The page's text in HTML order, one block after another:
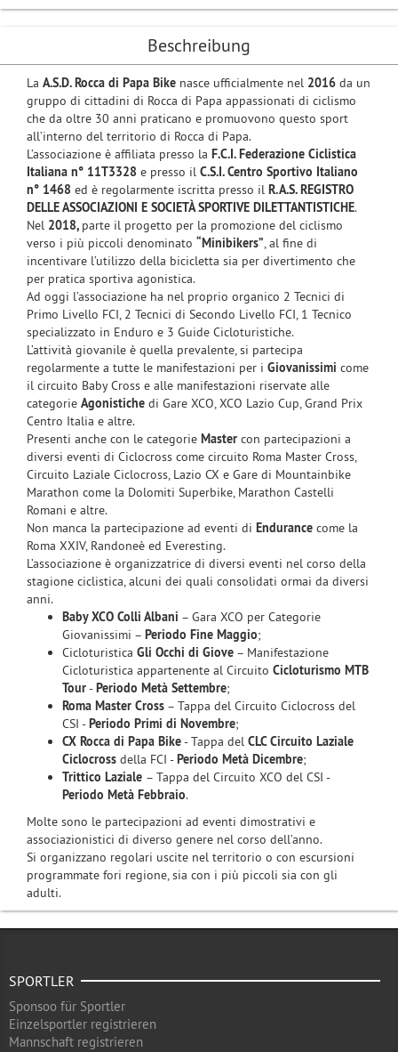
Beschreibung
La A.S.D. Rocca di Papa Bike nasce ufficialmente nel 2016 da un
gruppo di cittadini di Rocca di Papa appassionati di ciclismo
che da oltre 30 anni praticano e promuovono questo sport
all’interno del territorio di Rocca di Papa.
L’associazione è affiliata presso la F.C.I. Federazione Ciclistica
Italiana n° 11T3328 e presso il C.S.I. Centro Sportivo Italiano
n° 1468 ed è regolarmente iscritta presso il R.A.S. REGISTRO
DELLE ASSOCIAZIONI E SOCIETÀ SPORTIVE DILETTANTISTICHE.
Nel 2018, parte il progetto per la promozione del ciclismo
verso i più piccoli denominato “Minibikers”, al fine di
incentivare l’utilizzo della bicicletta sia per divertimento che
per pratica sportiva agonistica.
Ad oggi l’associazione ha nel proprio organico 2 Tecnici di
Primo Livello FCI, 2 Tecnici di Secondo Livello FCI, 1 Tecnico
specializzato in Enduro e 3 Guide Cicloturistiche.
L’attività giovanile è quella prevalente, si partecipa
regolarmente a tutte le manifestazioni per i Giovanissimi come
il circuito Baby Cross e alle manifestazioni riservate alle
categorie Agonistiche di Gare XCO, XCO Lazio Cup, Grand Prix
Centro Italia e altre.
Presenti anche con le categorie Master con partecipazioni a
diversi eventi di Ciclocross come circuito Roma Master Cross,
Circuito Laziale Ciclocross, Lazio CX e Gare di Mountainbike
Marathon come la Dolomiti Superbike, Marathon Castelli
Romani e altre.
Non manca la partecipazione ad eventi di Endurance come la
Roma XXIV, Randoneè ed Everesting.
L’associazione è organizzatrice di diversi eventi nel corso della
stagione ciclistica, alcuni dei quali consolidati ormai da diversi
anni.
Baby XCO Colli Albani – Gara XCO per Categorie
Giovanissimi – Periodo Fine Maggio;
Cicloturistica Gli Occhi di Giove – Manifestazione
Cicloturistica appartenente al Circuito Cicloturismo MTB
Tour-Periodo Metà Settembre;
Roma Master Cross – Tappa del Circuito Ciclocross del
CSI -Periodo Primi di Novembre;
CX Rocca di Papa Bike- Tappa del CLC Circuito Laziale
Ciclocross della FCI -Periodo Metà Dicembre;
Trittico Laziale – Tappa del Circuito XCO del CSI -
Periodo Metà Febbraio.
Molte sono le partecipazioni ad eventi dimostrativi e
associazionistici di diverso genere nel corso dell’anno.
Si organizzano regolari uscite nel territorio o con escursioni
programmate fori regione, sia con i più piccoli sia con gli
adulti.
SPORTLER
Sponsoo für Sportler
Einzelsportler registrieren
Mannschaft registrieren